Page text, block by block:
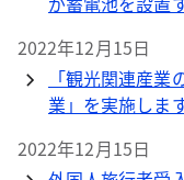
2022年12月15日
「観光関連産
業」を実施しま
2022年12月15日